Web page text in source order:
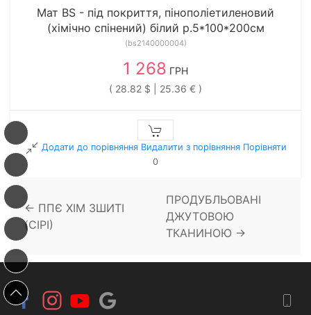
Мат BS - під покриття, пінополіетиленовий
(хімічно спінений) білий р.5*100*200см
(bs2140000004)
1 268 ГРН
( 28.82 $ | 25.36 € )
Додати до порівняння Видалити з порiвняння Порівняти
0
← ППЄ ХІМ ЗШИТІ
(СІРІ)
ПРОДУБЛЬОВАНІ
ДЖУТОВОЮ
ТКАНИНОЮ →